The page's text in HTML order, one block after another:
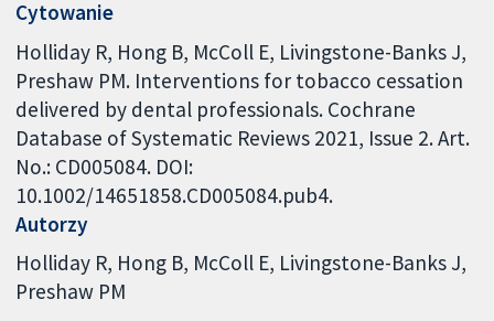
Cytowanie
Holliday R, Hong B, McColl E, Livingstone-Banks J,
Preshaw PM. Interventions for tobacco cessation
delivered by dental professionals. Cochrane
Database of Systematic Reviews 2021, Issue 2. Art.
No.: CD005084. DOI:
10.1002/14651858.CD005084.pub4.
Autorzy
Holliday R Hong B McColl E Livingstone-Banks J
Preshaw PM